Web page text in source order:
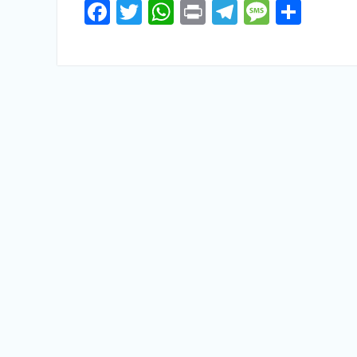
Facebook
Twitter
WhatsApp
PrintTelegram